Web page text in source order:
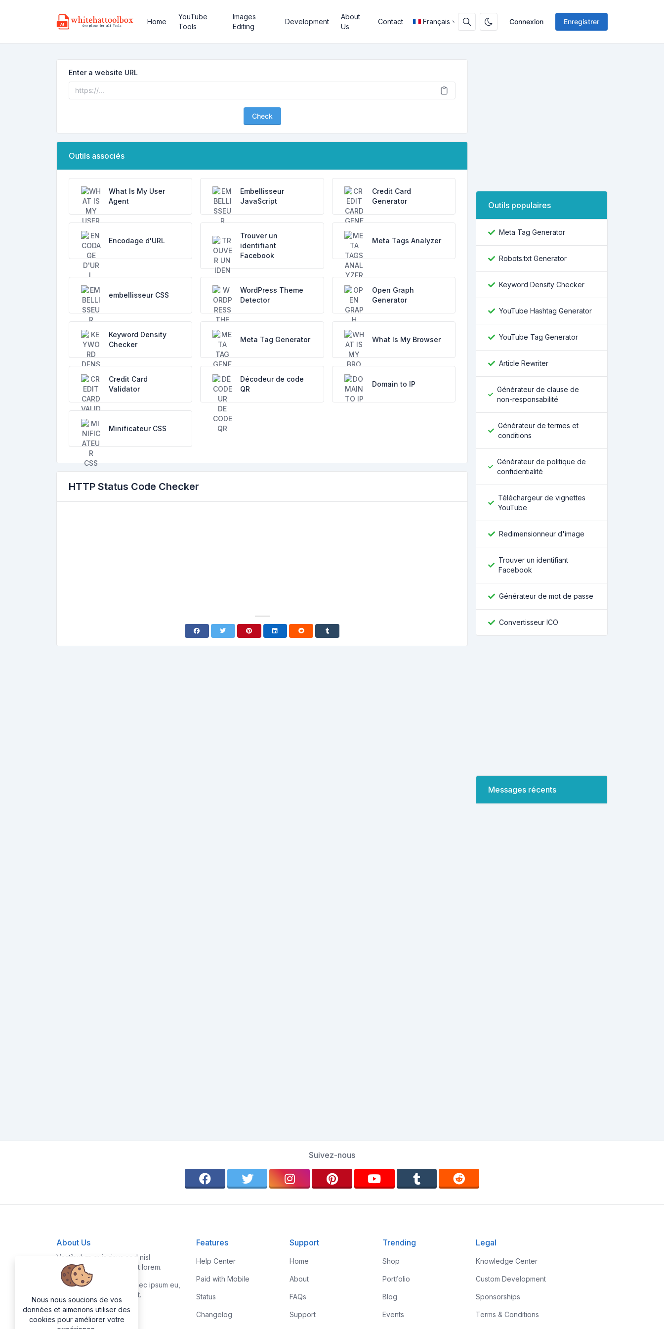
Connexion Enregistrer
Home
YouTube
Tools
Images
Editing
Development
About
Us
Contact Français
Enter a website URL
Check
Outils associés
What Is My User
Agent
Embellisseur
JavaScript
Credit Card
Generator
Encodage d'URL
Trouver un
identifiant
Facebook
Meta Tags Analyzer
embellisseur CSS
WordPress Theme
Detector
Open Graph
Generator
Keyword Density
Checker
Meta Tag Generator What Is My Browser
Credit Card
Validator
Décodeur de code
QR
Domain to IP
Minificateur CSS
HTTP Status Code Checker
Outils populaires
Meta Tag Generator
Robots.txt Generator
Keyword Density Checker
YouTube Hashtag Generator
YouTube Tag Generator
Article Rewriter
Générateur de clause de
non-responsabilité
Générateur de termes et
conditions
Générateur de politique de
confidentialité
Téléchargeur de vignettes
YouTube
Redimensionneur d'image
Trouver un identifiant
Facebook
Générateur de mot de passe
Convertisseur ICO
Messages récents
Suivez-nous
About Us
Vestibulum quis risus sed nisl
pellentesque aliquet et et lorem.
Fusce nibh nisl, gravida nec ipsum eu,
feugiat condimentum velit.
Features
Help Center
Paid with Mobile
Status
Changelog
Support
Home
About
FAQs
Support
Trending
Shop
Portfolio
Blog
Events
Legal
Knowledge Center
Custom Development
Sponsorships
Terms & Conditions
Nous nous soucions de vos
données et aimerions utiliser des
cookies pour améliorer votre